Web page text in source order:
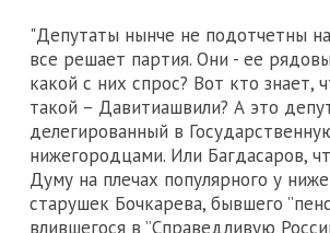
"Депутаты нынче не подотчетны
все решает партия. Они - ее
какой с них спрос? Вот кто знает,
такой – Давитиашвили? А это
делегированный в
нижегородцами. Или Багдасаров,
Думу на плечах популярного у
старушек Бочкарева, бывшего
влившегося в ”Справедливую